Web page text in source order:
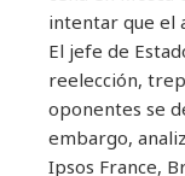
intentar que el
El jefe de
reelección,
oponentes se
embargo,
Ipsos France,